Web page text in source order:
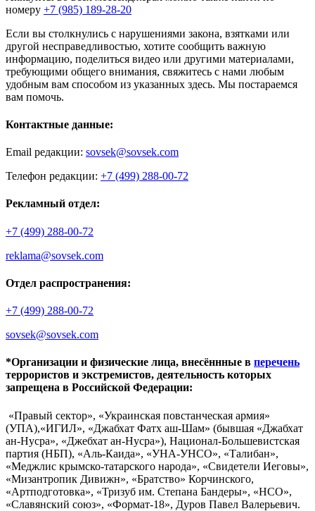
номеру +7 (985) 189-28-20
Если вы столкнулись с нарушениями закона, взятками или
другой несправедливостью, хотите сообщить важную
информацию, поделиться видео или другими материалами,
требующими общего внимания, свяжитесь с нами любым
удобным вам способом из указанных здесь. Мы постараемся
вам помочь.
Контактные данные:
Email редакции: sovsek@sovsek.com
Телефон редакции: +7 (499) 288-00-72
Рекламный отдел:
+7 (499) 288-00-72
reklama@sovsek.com
Отдел распространения:
+7 (499) 288-00-72
sovsek@sovsek.com
*Организации и физические лица, внесённные в перечень
террористов и экстремистов, деятельность которых
запрещена в Российской Федерации:
«Правый сектор», «Украинская повстанческая армия»
(УПА),«ИГИЛ», «Джабхат Фатх аш-Шам» (бывшая «Джабхат
ан-Нусра», «Джебхат ан-Нусра»), Национал-Большевистская
партия (НБП), «Аль-Каида», «УНА-УНСО», «Талибан»,
«Меджлис крымско-татарского народа», «Свидетели Иеговы»,
«Мизантропик Дивижн», «Братство» Корчинского,
«Артподготовка», «Тризуб им. Степана Бандеры», «НСО»,
«Славянский союз», «Формат-18», Дуров Павел Валерьевич.